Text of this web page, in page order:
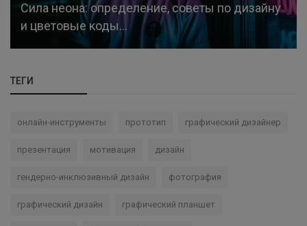
Сила неона: определение, советы по дизайну
и цветовые коды...
ТЕГИ
онлайн-инструменты прототип графический дизайнер
презентация мотивация дизайн
гендерно-инклюзивный дизайн фотография
графический дизайн графический планшет